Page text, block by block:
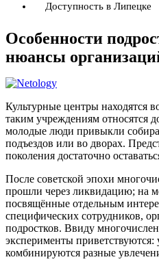
Доступность в Липецке
Особенности
нюансы
Культурные центры находятся
таким учреждениям относятся
молодые люди привыкли
подъездов или во дворах.
поколения достаточно
После советской эпохи
прошли через ликвидацию; на
посвящённые отдельным
специфических сотрудников,
подростков. Ввиду
эксперименты
комбинируются разные